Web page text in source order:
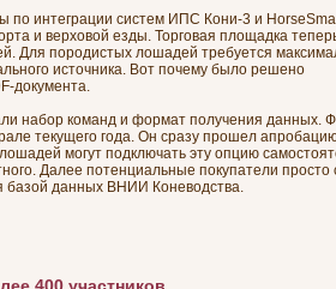
по интеграции систем ИПС Кони-3 и
и верховой езды. Торговая площадка
Для породистых лошадей требуется
источника. Вот почему было решено
документа.
набор команд и формат получения данных.
текущего года. Он сразу прошел
могут подключать эту опцию
Далее потенциальные покупатели просто
базой данных ВНИИ Коневодства.